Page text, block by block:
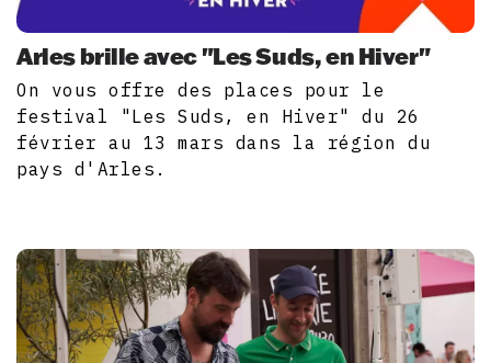
Arles brille avec "Les Suds, en Hiver"
On vous offre des places pour le
festival "Les Suds, en Hiver" du 26
février au 13 mars dans la région du
pays d'Arles.